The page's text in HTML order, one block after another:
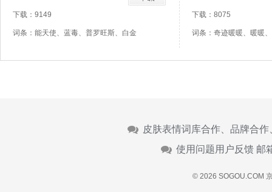
下载：9149
词条：能天使、蓝毒、普罗旺斯、白金
下载：8075
词条：奇迹暖暖、暖暖
皮肤表情词库合作、品牌合
使用问题用户反馈 邮
© 2026 SOGOU.COM